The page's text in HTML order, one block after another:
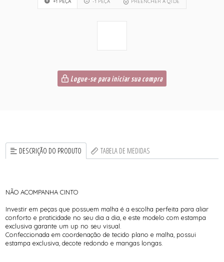
Logue-se para iniciar sua compra
DESCRIÇÃO DO PRODUTO TABELA DE MEDIDAS
NÃO ACOMPANHA CINTO
Investir em peças que possuem malha é a escolha perfeita para aliar
conforto e praticidade no seu dia a dia, e este modelo com estampa
exclusiva garante um up no seu visual.
Confeccionada em coordenação de tecido plano e malha, possui
estampa exclusiva, decote redondo e mangas longas.